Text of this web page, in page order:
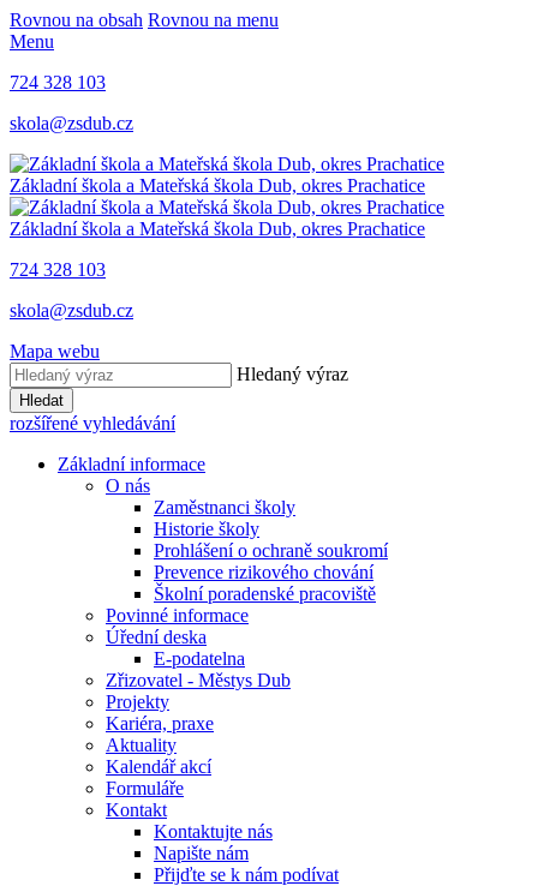
Rovnou na obsah Rovnou na menu
Menu
724 328 103
skola@zsdub.cz
Základní škola a Mateřská škola Dub, okres Prachatice
Základní škola a Mateřská škola Dub, okres Prachatice
724 328 103
skola@zsdub.cz
Mapa webu
Hledaný výraz
Hledat
rozšířené vyhledávání
Základní informace
O nás
Zaměstnanci školy
Historie školy
Prohlášení o ochraně soukromí
Prevence rizikového chování
Školní poradenské pracoviště
Povinné informace
Úřední deska
E-podatelna
Zřizovatel - Městys Dub
Projekty
Kariéra, praxe
Aktuality
Kalendář akcí
Formuláře
Kontakt
Kontaktujte nás
Napište nám
Přijďte se k nám podívat